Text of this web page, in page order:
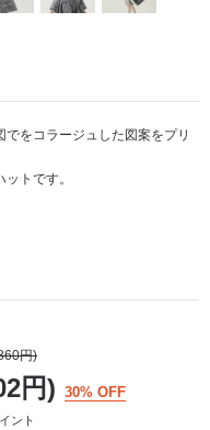
をコラージュした図案をプリ
トです。
円)
円) 30% OFF
ント